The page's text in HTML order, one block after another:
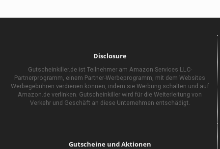
Disclosure
Gutscheinkiller.de ist Teilnehmer am Amazon Services LLC-
Partnerprogramm, einem Partner-Werbeprogramm, mit dem Websites
Werbegebühren verdienen können, indem sie Werbung schalten und auf
Amazon.de verlinken. Gutscheinkiller wird für die Weiterleitung von
Verkehr und Geschäft an diese Unternehmen entschädigt.
Gutscheine und Aktionen